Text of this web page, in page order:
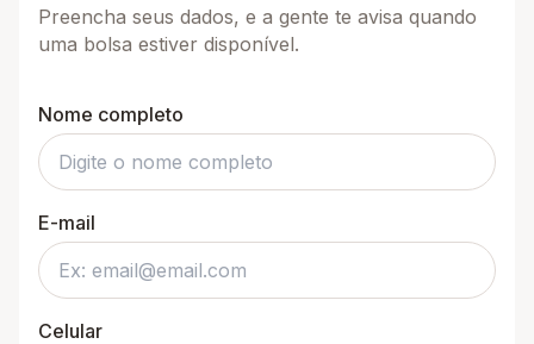
Preencha seus dados, e a gente te avisa quando
uma bolsa estiver disponível.
Nome completo
E-mail
Celular